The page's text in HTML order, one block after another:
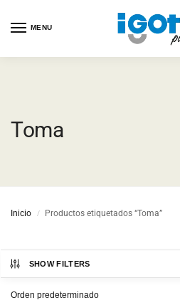
MENU
Toma
Inicio / Productos etiquetados “Toma”
SHOW FILTERS